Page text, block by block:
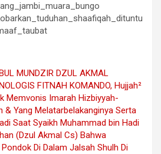
MUNDZIR DZUL AKMAL
FITNAH KOMANDO, Hujjah²
Memvonis Imarah Hizbiyyah-
& Yang Melatarbelakanginya Serta
Saat Syaikh Muhammad bin Hadi
(Dzul Akmal Cs) Bahwa
Di Dalam Jalsah Shulh Di